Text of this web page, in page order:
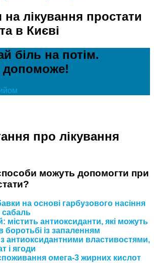
на лікування простати
в Києві
біль на потім.
допоможе!
про лікування
можуть допомогти при
на основі гарбузового насіння
містить антиоксиданти, які можуть
боротьбі із запаленням
з антиоксидантними властивостями,
і ягоди
омега-3 жирних кислот